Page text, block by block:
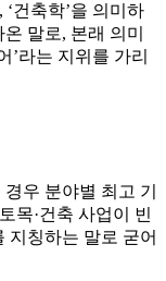
건축학’을 의미하
말로, 본래 의미
’라는 지위를 가리
우 분야별 최고 기
목·건축 사업이 빈
지칭하는 말로 굳어